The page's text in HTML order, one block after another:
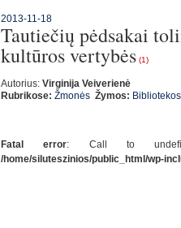
2013-11-18
Tautiečių pėdsakai
kultūros vertybės (1)
Autorius: Virginija Veiverienė
Rubrikose: Žmonės Žymos:
Fatal error: Call to
/home/siluteszinios/public_html/wp-